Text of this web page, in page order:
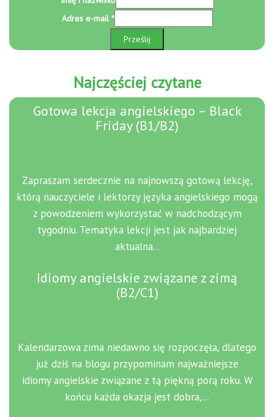
e-
mail
Adres e-mail *
Prześlij
Najczęściej czytane
Gotowa lekcja angielskiego – Black
Friday (B1/B2)
Zapraszam serdecznie na najnowszą gotową lekcję,
którą nauczyciele i lektorzy języka angielskiego mogą
z powodzeniem wykorzystać w nadchodzącym
tygodniu. Tematyka lekcji jest jak najbardziej
aktualna...
Idiomy angielskie związane z zimą
(B2/C1)
Kalendarzowa zima niedawno się rozpoczęła, dlatego
już dziś na blogu przypominam najważniejsze
idiomy angielskie związane z tą piękną porą roku. W
końcu każda okazja jest dobra,...